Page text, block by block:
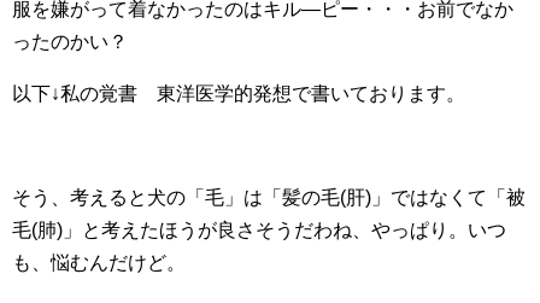
服を嫌がって着なかったのはキル―ピー・・・お前でなか
ったのかい？
以下↓私の覚書 東洋医学的発想で書いております。
そう、考えると犬の「毛」は「髪の毛(肝)」ではなくて「被
毛(肺)」と考えたほうが良さそうだわね、やっぱり。いつ
も、悩むんだけど。